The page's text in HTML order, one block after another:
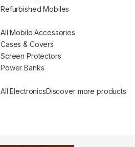
Refurbished Mobiles
All Mobile Accessories
Cases & Covers
Screen Protectors
Power Banks
All ElectronicsDiscover more products